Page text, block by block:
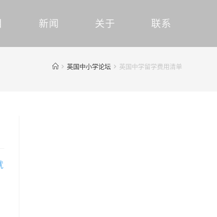
新闻 关于 联系
英国中小学论坛 英国中学留学费用清单